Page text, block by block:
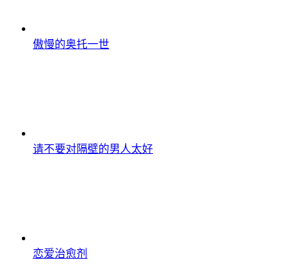
傲慢的奥托一世
请不要对隔壁的男人太好
恋爱治愈剂